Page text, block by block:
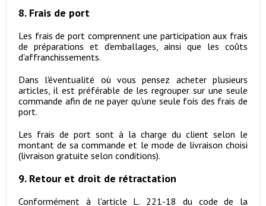
8. Frais de port
Les frais de port comprennent une participation aux frais
de préparations et d'emballages, ainsi que les coûts
d'affranchissements.
Dans l'éventualité où vous pensez acheter plusieurs
articles, il est préférable de les regrouper sur une seule
commande afin de ne payer qu'une seule fois des frais de
port.
Les frais de port sont à la charge du client selon le
montant de sa commande et le mode de livraison choisi
(livraison gratuite selon conditions).
9. Retour et droit de rétractation
Conformément à l'article L. 221-18 du code de la